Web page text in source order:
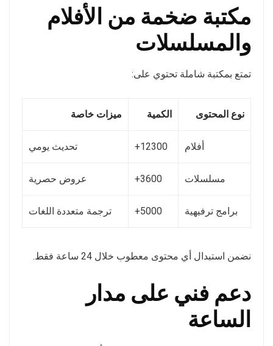
مكتبة ضخمة من الأفلام
والمسلسلات
تمتع بمكتبة شاملة تحتوي على:
نوع المحتوى الكمية ميزات خاصة
أفلام 12300+ تحديث يومي
مسلسلات 3600+ عروض حصرية
برامج ترفيهية 5000+ ترجمة متعددة اللغات
نضمن استبدال أي محتوى معطوب خلال 24 ساعة فقط.
دعم فني على مدار
الساعة